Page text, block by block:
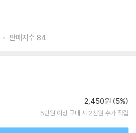
판매지수 84
2,450원 (5%)
5만원 이상 구매 시 2천원 추가 적립